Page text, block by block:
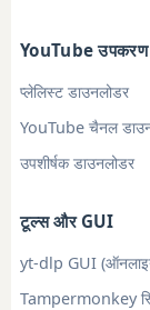
YouTube उपकरण
प्लेलिस्ट डाउनलोडर
YouTube चैनल
उपशीर्षक डाउनलोडर
टूल्स और GUI
yt-dlp GUI
Tampermonkey